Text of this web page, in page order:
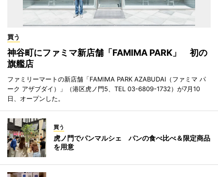
買う
神谷町にファミマ新店舗「FAMIMA PARK」 初の
旗艦店
ファミリーマートの新店舗「FAMIMA PARK AZABUDAI（ファミマ パ
ーク アザブダイ）」（港区虎ノ門5、TEL 03-6809-1732）が7月10
日、オープンした。
買う
虎ノ門でパンマルシェ パンの食べ比べ＆限定商品
を用意